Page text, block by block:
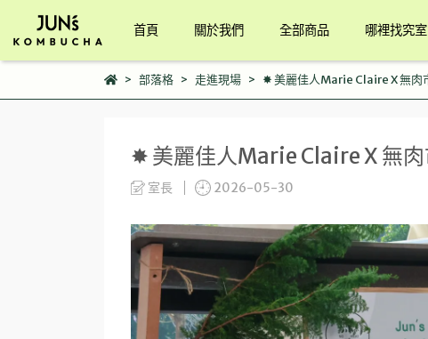
首頁 關於我們 全部商品 哪裡找究室
部落格 走進現場 ✸ 美麗佳人Marie Claire X 無肉
✸ 美麗佳人Marie Claire X 無
室長 2026-05-30